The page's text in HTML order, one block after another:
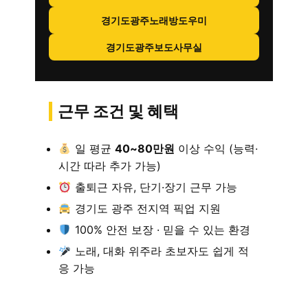
경기도광주노래방도우미
경기도광주보도사무실
근무 조건 및 혜택
일 평균 40~80만원 이상 수익 (능력·
시간 따라 추가 가능)
출퇴근 자유, 단기·장기 근무 가능
경기도 광주 전지역 픽업 지원
100% 안전 보장 · 믿을 수 있는 환경
노래, 대화 위주라 초보자도 쉽게 적
응 가능